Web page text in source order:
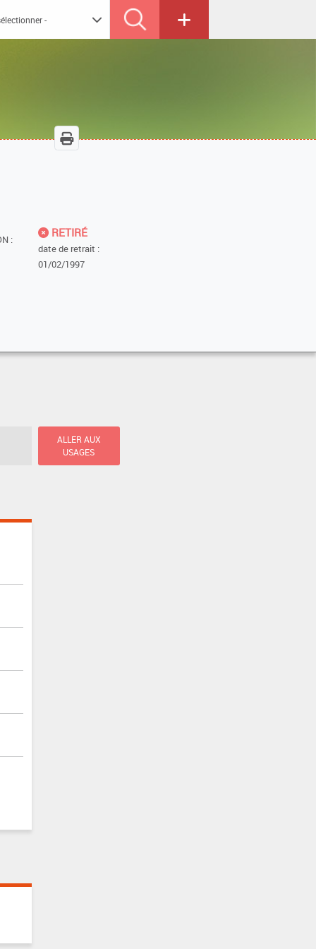
:
RETIRÉ
date de retrait :
01/02/1997
ALLER AUX
USAGES